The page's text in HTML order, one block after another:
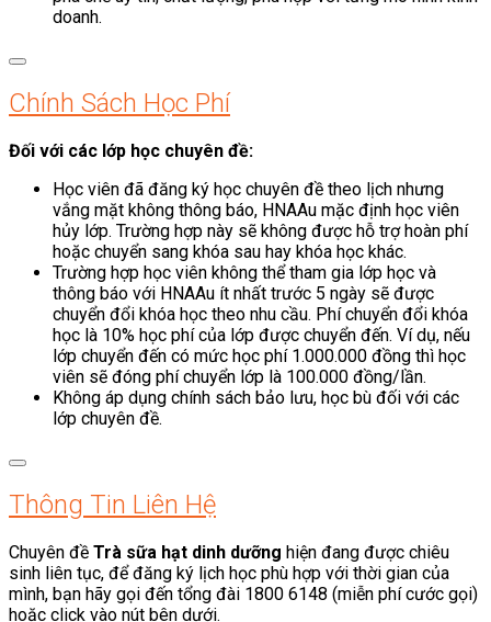
doanh.
Chính Sách Học Phí
Đối với các lớp học chuyên đề:
Học viên đã đăng ký học chuyên đề theo lịch nhưng
vắng mặt không thông báo, HNAAu mặc định học viên
hủy lớp. Trường hợp này sẽ không được hỗ trợ hoàn phí
hoặc chuyển sang khóa sau hay khóa học khác.
Trường hợp học viên không thể tham gia lớp học và
thông báo với HNAAu ít nhất trước 5 ngày sẽ được
chuyển đổi khóa học theo nhu cầu. Phí chuyển đổi khóa
học là 10% học phí của lớp được chuyển đến. Ví dụ, nếu
lớp chuyển đến có mức học phí 1.000.000 đồng thì học
viên sẽ đóng phí chuyển lớp là 100.000 đồng/lần.
Không áp dụng chính sách bảo lưu, học bù đối với các
lớp chuyên đề.
Thông Tin Liên Hệ
Chuyên đề Trà sữa hạt dinh dưỡng hiện đang được chiêu
sinh liên tục, để đăng ký lịch học phù hợp với thời gian của
mình, bạn hãy gọi đến tổng đài 1800 6148 (miễn phí cước gọi)
hoặc click vào nút bên dưới.